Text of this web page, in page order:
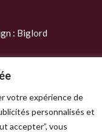
votre expérience de
personnalisés et
accepter”, vous
: Biglord